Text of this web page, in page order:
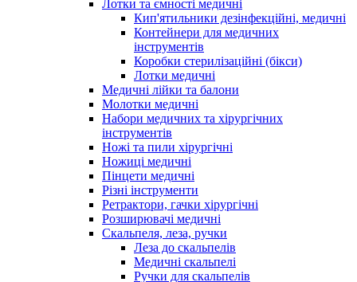
Лотки та ємності медичні
Кип'ятильники дезінфекційні, медичні
Контейнери для медичних
інструментів
Коробки стерилізаційні (бікси)
Лотки медичні
Медичні лійки та балони
Молотки медичні
Набори медичних та хірургічних
інструментів
Ножі та пили хірургічні
Ножиці медичні
Пінцети медичні
Різні інструменти
Ретрактори, гачки хірургічні
Розширювачі медичні
Скальпеля, леза, ручки
Леза до скальпелів
Медичні скальпелі
Ручки для скальпелів